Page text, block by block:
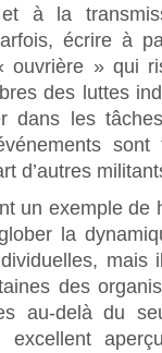
et à la
écrire à
ouvrière » qui
des luttes
dans les
d’autres
un exemple
la
mais
des
au-delà du